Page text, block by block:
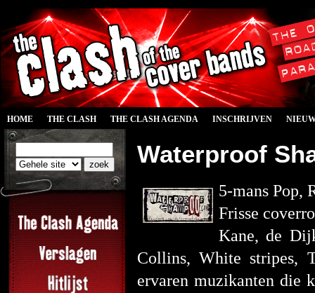
HOME THE CLASH THE CLASH AGENDA INSCHRIJVEN
Waterproof
5-mans Pop,
Frisse
Kane, de
Collins, White stripes,
ervaren muzikanten die